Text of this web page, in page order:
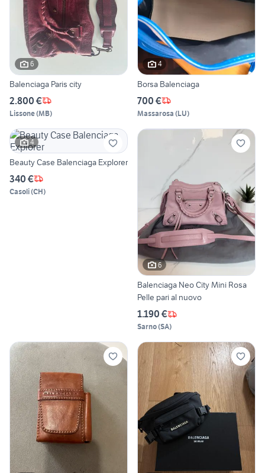
6
Balenciaga Paris city
2.800 €
Lissone(MB)
4
Borsa Balenciaga
700 €
Massarosa (LU)
4
Beauty Case Balenciaga Explorer
340 €
Casoli(CH)
6
Balenciaga Neo City Mini Rosa
Pelle pari al nuovo
1.190 €
Sarno(SA)